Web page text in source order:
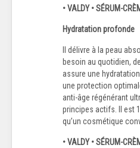
• VALDY • SÉRUM-
Hydratation profonde
Il délivre à la peau
besoin au quotidien,
assure une
une protection
anti-âge régénérant
principes actifs. Il est
qu’un cosmétique
• VALDY • SÉRUM-